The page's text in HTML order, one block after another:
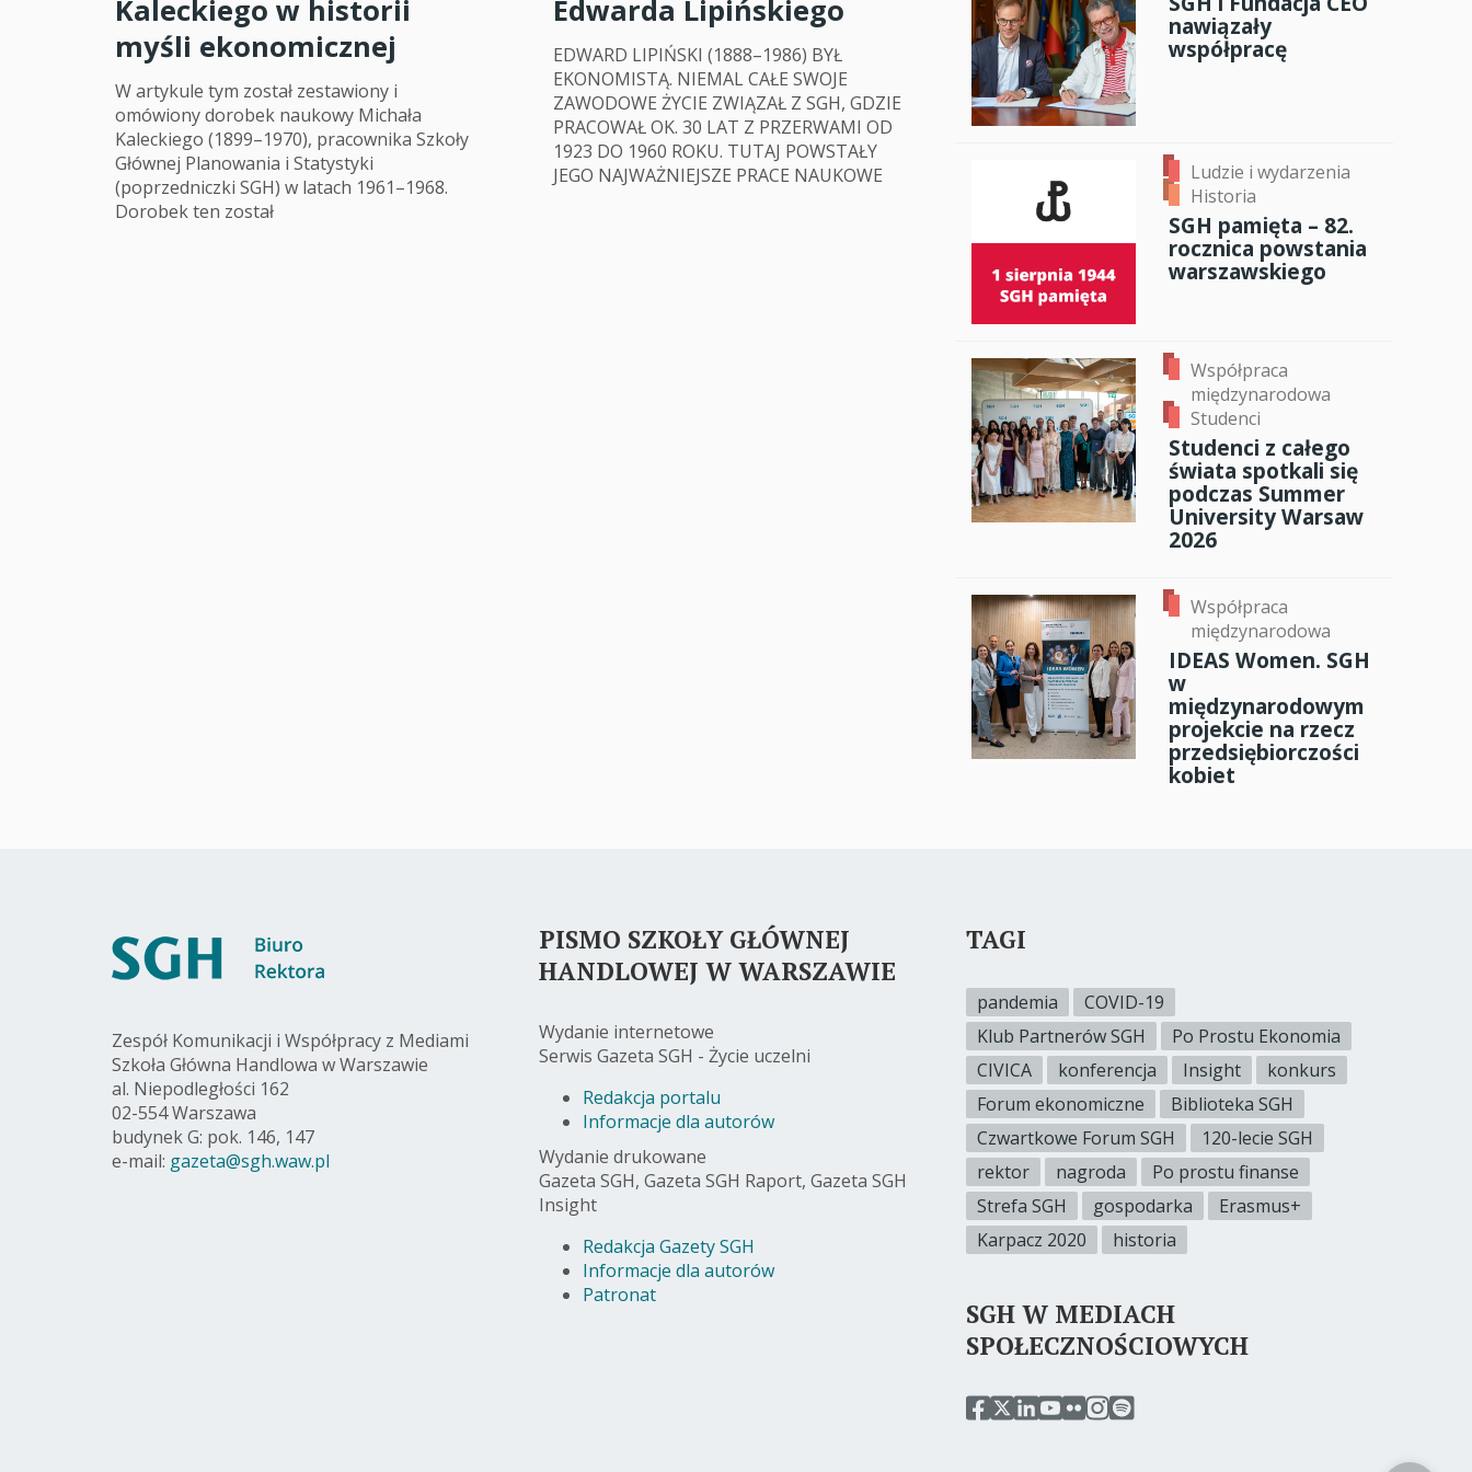
Studenci i doktoranci
Współpraca międzynarodowa
Współpraca z otoczeniem
Kaleckiego w historii
myśli ekonomicznej
W artykule tym został zestawiony i
omówiony dorobek naukowy Michała
Kaleckiego (1899–1970), pracownika Szkoły
Głównej Planowania i Statystyki
(poprzedniczki SGH) w latach 1961–1968.
Dorobek ten został
Edwarda Lipińskiego
EDWARD LIPIŃSKI (1888–1986) BYŁ
EKONOMISTĄ. NIEMAL CAŁE SWOJE
ZAWODOWE ŻYCIE ZWIĄZAŁ Z SGH, GDZIE
PRACOWAŁ OK. 30 LAT Z PRZERWAMI OD
1923 DO 1960 ROKU. TUTAJ POWSTAŁY
JEGO NAJWAŻNIEJSZE PRACE NAUKOWE
nawiązały
współpracę
Ludzie i wydarzenia
Historia
SGH pamięta – 82.
rocznica powstania
warszawskiego
Współpraca
międzynarodowa
Studenci
Studenci z całego
świata spotkali się
podczas Summer
University Warsaw
2026
Współpraca
międzynarodowa
IDEAS Women. SGH
w
międzynarodowym
projekcie na rzecz
przedsiębiorczości
kobiet
Zespół Komunikacji i Współpracy z Mediami
Szkoła Główna Handlowa w Warszawie
al. Niepodległości 162
02-554 Warszawa
budynek G: pok. 146, 147
e-mail: gazeta@sgh.waw.pl
PISMO SZKOŁY GŁÓWNEJ
HANDLOWEJ W WARSZAWIE
Wydanie internetowe
Serwis Gazeta SGH - Życie uczelni
Redakcja portalu
Informacje dla autorów
Wydanie drukowane
Gazeta SGH, Gazeta SGH Raport, Gazeta SGH
Insight
Redakcja Gazety SGH
Informacje dla autorów
Patronat
TAGI
pandemia
COVID-19
Klub Partnerów SGH
Po Prostu Ekonomia
CIVICA
konferencja Insight
konkurs
Forum ekonomiczne
Biblioteka SGH
Czwartkowe Forum SGH
120-lecie SGH
rektor
nagroda
Po prostu finanse
Strefa SGH
gospodarka
Erasmus+
Karpacz 2020
historia
SGH W MEDIACH
SPOŁECZNOŚCIOWYCH
przejdź
przejdź
przejdź
przejdź
przejdź
przejdźprzejdź